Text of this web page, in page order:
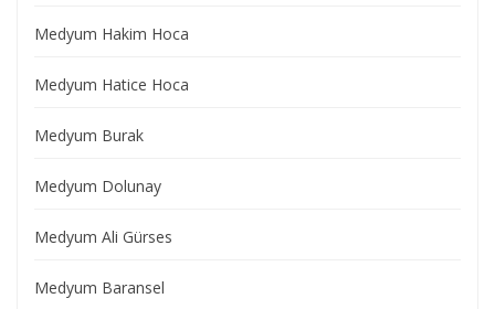
Medyum Hakim Hoca
Medyum Hatice Hoca
Medyum Burak
Medyum Dolunay
Medyum Ali Gürses
Medyum Baransel